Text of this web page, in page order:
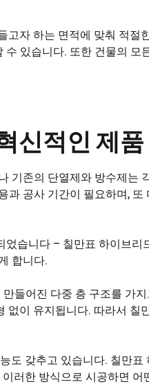
자 하는 면적에 맞춰 적절
있습니다. 또한 건물의 모
신적인 제품
기존의 단열제와 방수제는
공사 기간이 필요하며, 또
습니다 – 칠만표 하이브리
합니다.
들어진 다중 층 구조를 가
이 유지됩니다. 따라서 칠
도 갖추고 있습니다. 칠만
러한 방식으로 시공하면